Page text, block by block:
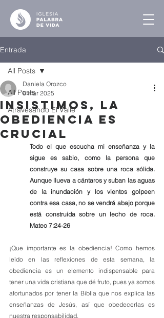
Entrada
All Posts
Atravesando El Valle
All Posts
Insistimos, La
Obediencia es
Crucial
Daniela Orozco
6 mar 2025
Todo el que escucha mi enseñanza y la
sigue es sabio, como la persona que
construye su casa sobre una roca sólida.
Aunque llueva a cántaros y suban las aguas
de la inundación y los vientos golpeen
contra esa casa, no se vendrá abajo porque
está construida sobre un lecho de roca.
Mateo 7:24-26
¡Que importante es la obediencia! Como hemos
leído en las reflexiones de esta semana, la
obediencia es un elemento indispensable para
tener una vida cristiana que dé fruto, pues ya somos
afortunados por tener la Biblia que nos explica las
enseñanzas de Jesús, así que obedecerlas es
nuestra responsabilidad.